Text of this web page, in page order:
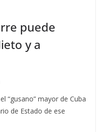
puede
y a
“gusano” mayor de Cuba
de Estado de ese